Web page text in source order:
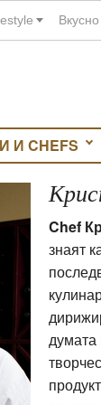
Вкусно
И CHEFS
Chef
знаят
думата